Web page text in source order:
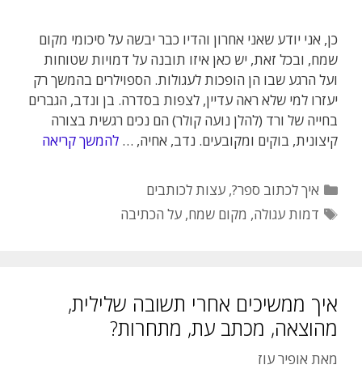
כן, אני יודע שאני אחרון והדיו כבר יבשה על סיכומי מקום
שמח, ובכל זאת, יש כאן איזו תובנה על דמויות שטוחות
ועל הרגע שבו הן הופכות לעגולות. הספוילרים בהמשך רק
יעזרו למי שלא ראה עדיין, לצפות בסדרה. בן ונדב, הגברים
בחייה של ורד (להלן נועה קולר) הם נכים רגשית בצורה
קיצונית, בוקים ומקובעים. נדב, אחיה, … להמשך קריאה
קטגוריות
איך לכתוב ספר?,עצות לכותבים
תגיות
דמות עגולה, מקום שמח,על הכתיבה
איך ממשיכים אחרי תשובה שלילית,
מהוצאה, מכתב עת, מתחרות?
מאת אופיר עוז